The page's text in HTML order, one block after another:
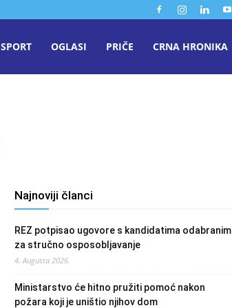
SPORT OGLASI PRIČE CRNA HRONIKA
Najnoviji članci
REZ potpisao ugovore s kandidatima odabranim
za stručno osposobljavanje
4. Augusta 2026.
Ministarstvo će hitno pružiti pomoć nakon
požara koji je uništio njihov dom